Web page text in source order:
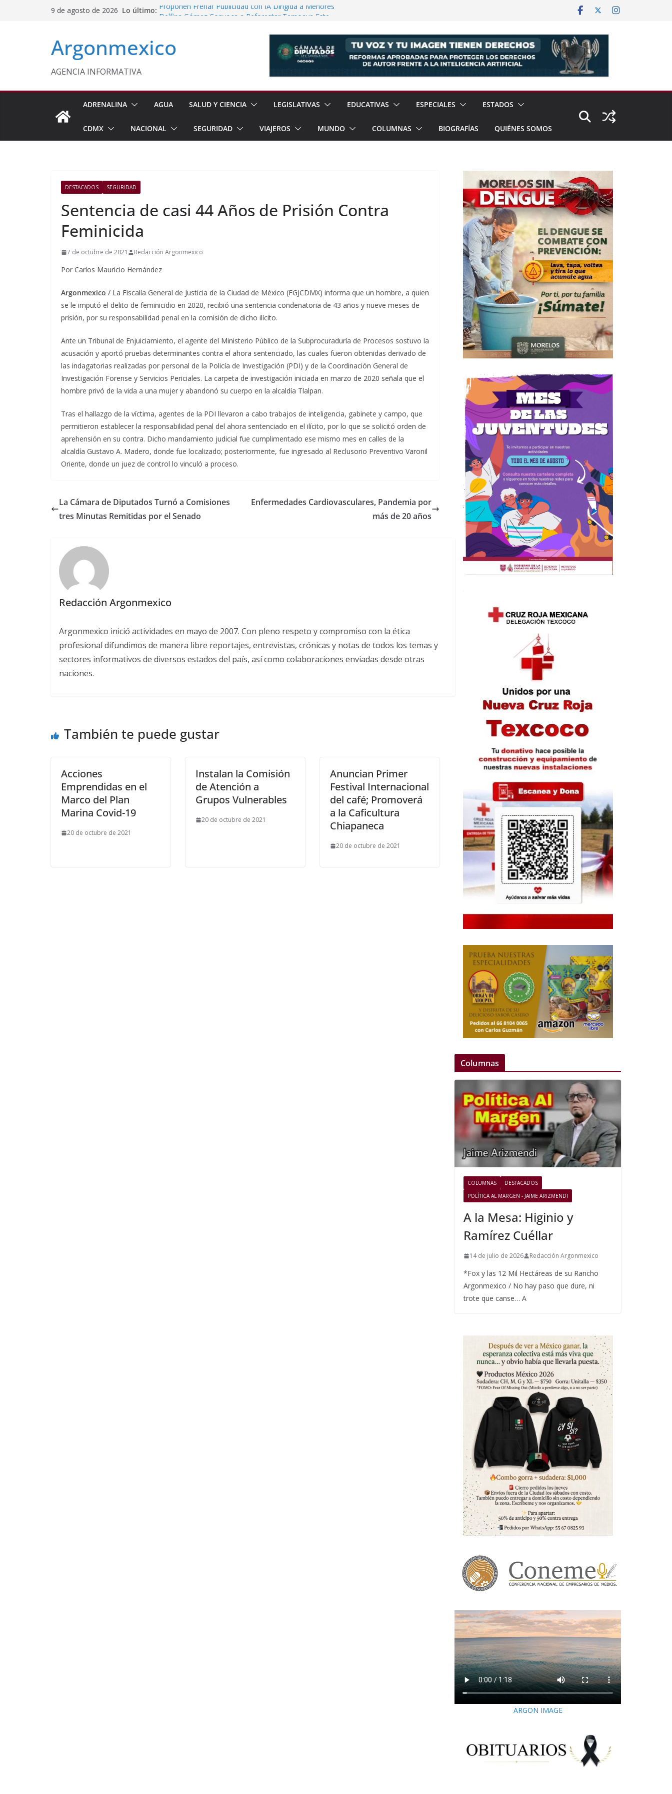
9 de agosto de 2026 Lo último: Proponen Frenar Publicidad con IA Dirigida a Menores
Café Mexiquense Conquista Mercado Chino con Acuerdo de
Exportación
Sheinbaum y Delfina Gómez Refuerzan Oferta Educativa en
Nuevo CBTA en Texcoco
Argonmexico
AGENCIA INFORMATIVA
ADRENALINA AGUA SALUD Y CIENCIA LEGISLATIVAS EDUCATIVAS ESPECIALES ESTADOS
CDMX NACIONAL SEGURIDAD VIAJEROS MUNDO COLUMNAS BIOGRAFÍAS QUIÉNES SOMOS
DESTACADOS SEGURIDAD
Sentencia de casi 44 Años de Prisión Contra
Feminicida
7 de octubre de 2021 Redacción Argonmexico
Por Carlos Mauricio Hernández
Argonmexico / La Fiscalía General de Justicia de la Ciudad de México (FGJCDMX) informa que un hombre, a quien
se le imputó el delito de feminicidio en 2020, recibió una sentencia condenatoria de 43 años y nueve meses de
prisión, por su responsabilidad penal en la comisión de dicho ilícito.
Ante un Tribunal de Enjuiciamiento, el agente del Ministerio Público de la Subprocuraduría de Procesos sostuvo la
acusación y aportó pruebas determinantes contra el ahora sentenciado, las cuales fueron obtenidas derivado de
las indagatorias realizadas por personal de la Policía de Investigación (PDI) y de la Coordinación General de
Investigación Forense y Servicios Periciales. La carpeta de investigación iniciada en marzo de 2020 señala que el
hombre privó de la vida a una mujer y abandonó su cuerpo en la alcaldía Tlalpan.
Tras el hallazgo de la víctima, agentes de la PDI llevaron a cabo trabajos de inteligencia, gabinete y campo, que
permitieron establecer la responsabilidad penal del ahora sentenciado en el ilícito, por lo que se solicitó orden de
aprehensión en su contra. Dicho mandamiento judicial fue cumplimentado ese mismo mes en calles de la
alcaldía Gustavo A. Madero, donde fue localizado; posteriormente, fue ingresado al Reclusorio Preventivo Varonil
Oriente, donde un juez de control lo vinculó a proceso.
La Cámara de Diputados Turnó a Comisiones
tres Minutas Remitidas por el Senado
Enfermedades Cardiovasculares, Pandemia por
más de 20 años
Redacción Argonmexico
Argonmexico inició actividades en mayo de 2007. Con pleno respeto y compromiso con la ética
profesional difundimos de manera libre reportajes, entrevistas, crónicas y notas de todos los temas y
sectores informativos de diversos estados del país, así como colaboraciones enviadas desde otras
naciones.
También te puede gustar
Acciones
Emprendidas en el
Marco del Plan
Marina Covid-19
20 de octubre de 2021
Instalan la Comisión
de Atención a
Grupos Vulnerables
20 de octubre de 2021
Anuncian Primer
Festival Internacional
del café; Promoverá
a la Caficultura
Chiapaneca
20 de octubre de 2021
Columnas
COLUMNAS
DESTACADOS
POLÍTICA AL MARGEN - JAIME ARIZMENDI
A la Mesa: Higinio y
Ramírez Cuéllar
14 de julio de 2026 Redacción Argonmexico
*Fox y las 12 Mil Hectáreas de su Rancho
Argonmexico / No hay paso que dure, ni
trote que canse… A
ARGON IMAGE